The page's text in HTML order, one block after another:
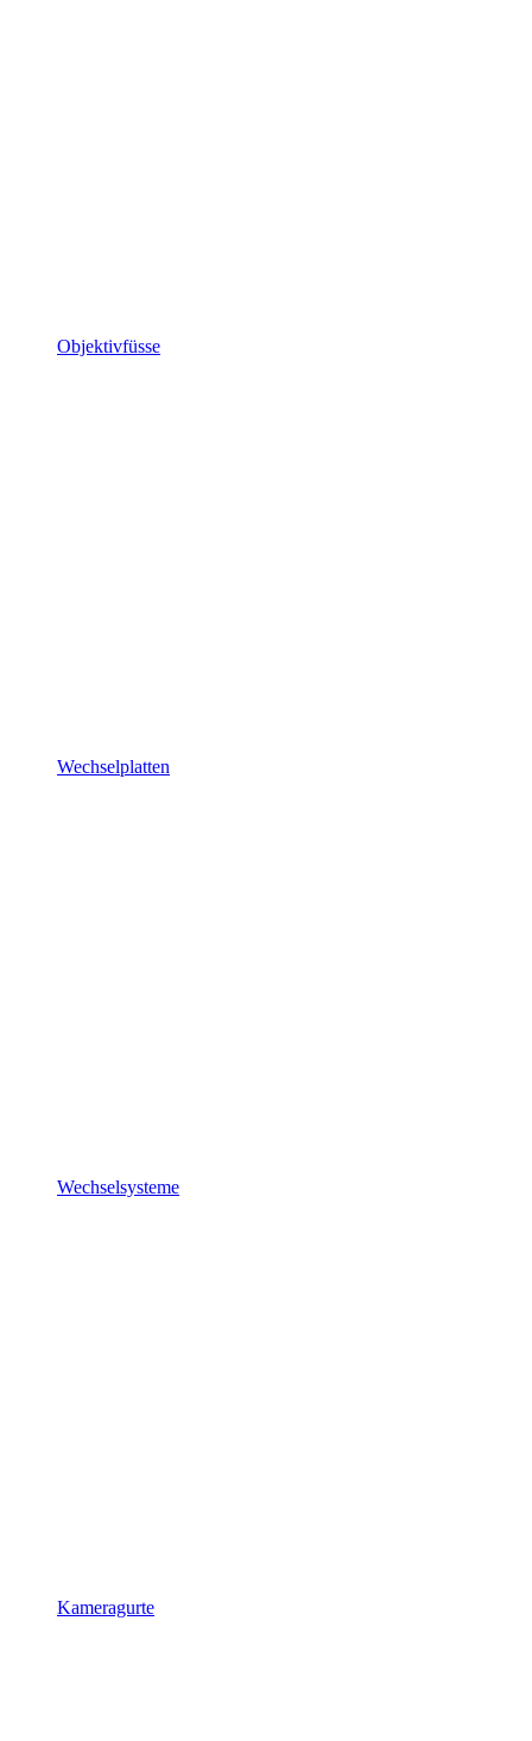
Objektivfüsse
Wechselplatten
Wechselsysteme
Kameragurte